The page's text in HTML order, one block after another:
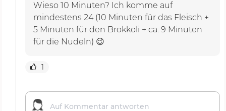
Wieso 10 Minuten? Ich komme auf
mindestens 24 (10 Minuten für das Fleisch +
5 Minuten für den Brokkoli + ca. 9 Minuten
für die Nudeln) 😉
1